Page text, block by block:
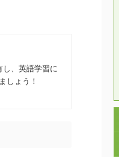
、英語学習に
しょう！